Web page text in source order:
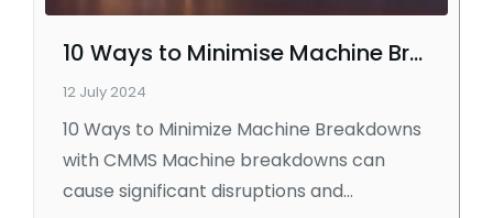
10 Ways to Minimise Machine Breakdowns
12 July 2024
10 Ways to Minimize Machine Breakdowns
with CMMS Machine breakdowns can
cause significant disruptions and…